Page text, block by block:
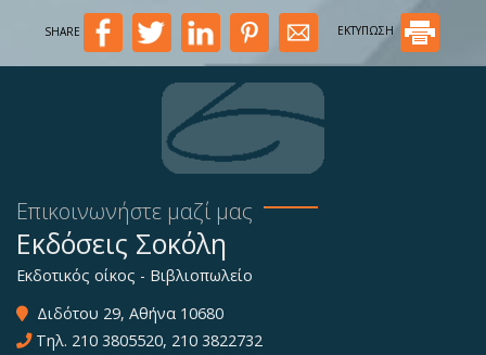
SHARE ΕΚΤΥΠΩΣΗ
Επικοινωνήστε μαζί μας
Εκδόσεις Σοκόλη
Εκδοτικός οίκος - Βιβλιοπωλείο
Διδότου 29, Αθήνα 10680
Τηλ. 210 3805520, 210 3822732